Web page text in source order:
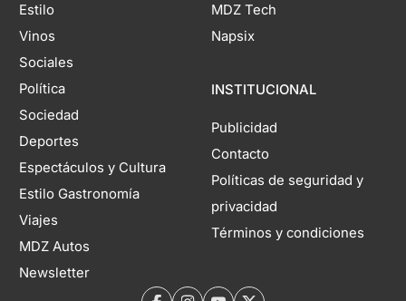
Estilo
Vinos
Sociales
Política
Sociedad
Deportes
Espectáculos y Cultura
Estilo Gastronomía
Viajes
MDZ Autos
Newsletter
MDZ Tech
Napsix
INSTITUCIONAL
Publicidad
Contacto
Políticas de seguridad y
privacidad
Términos y condiciones